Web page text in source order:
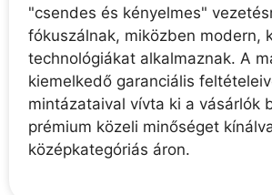
"csendes és kényelmes"
fókuszálnak, miközben modern,
technológiákat alkalmaznak. A
kiemelkedő garanciális
mintázataival vívta ki a vásárlók
prémium közeli minőséget
középkategóriás áron.